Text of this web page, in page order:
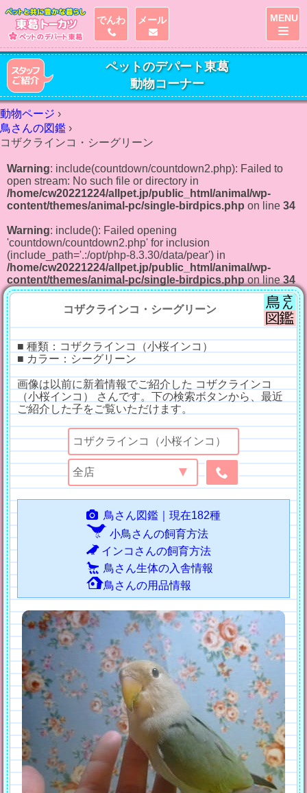
ペットのデパート東葛
動物コーナー
動物ページ ›
鳥さんの図鑑 ›
コザクラインコ・シーグリーン
Warning: include(countdown/countdown2.php): Failed to
open stream: No such file or directory in
/home/cw20221224/allpet.jp/public_html/animal/wp-
content/themes/animal-pc/single-birdpics.php on line 34
Warning: include(): Failed opening
'countdown/countdown2.php' for inclusion
(include_path='.:/opt/php-8.3.30/data/pear') in
/home/cw20221224/allpet.jp/public_html/animal/wp-
content/themes/animal-pc/single-birdpics.php on line 34
コザクラインコ・シーグリーン
■ 種類：コザクラインコ（小桜インコ）
■ カラー：シーグリーン
画像は以前に新着情報でご紹介した コザクラインコ
（小桜インコ） さんです。下の検索ボタンから、最近
ご紹介した子をご覧いただけます。
鳥さん図鑑｜現在182種
小鳥さんの飼育方法
インコさんの飼育方法
鳥さん生体の入舎情報
鳥さんの用品情報
でんわ メール MENU